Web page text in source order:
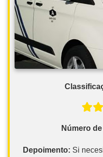
Número
Depoimento: Si